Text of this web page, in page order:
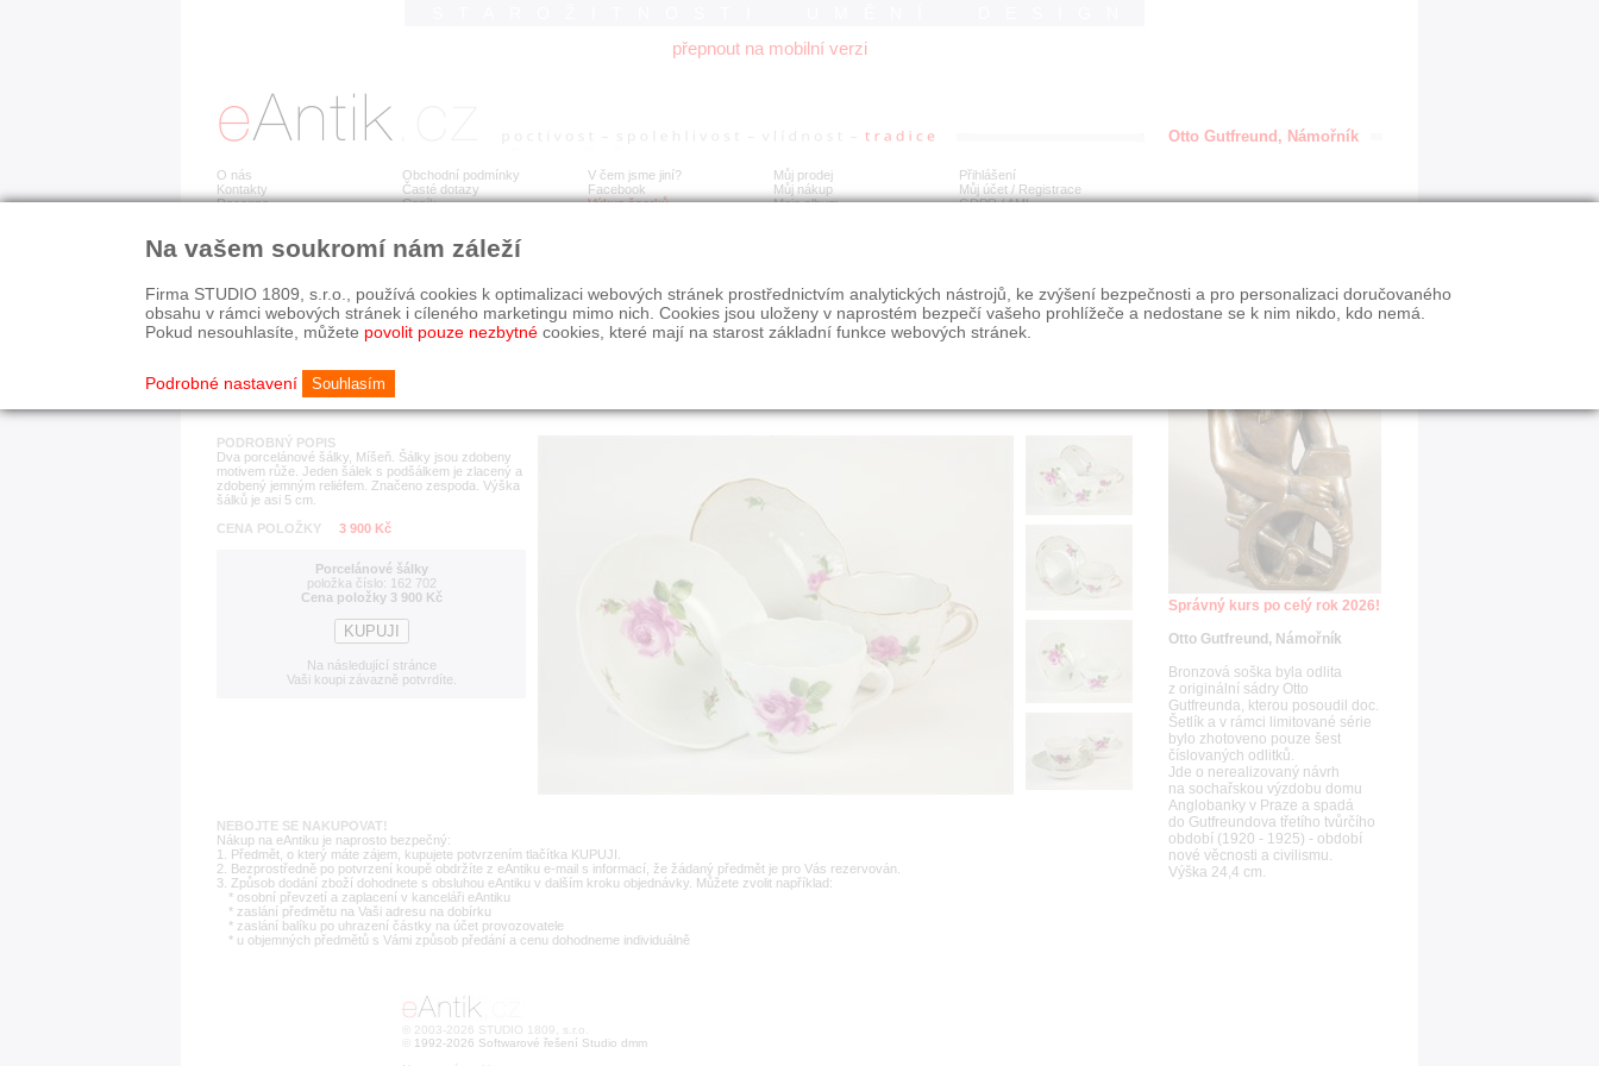
přepnout na mobilní verzi
O nás
Kontakty
Recenze
Obchodní podmínky
Časté dotazy
Ceník
V čem jsme jiní?
Facebook
Výkup šperků
Můj prodej
Můj nákup
Moje album
Přihlášení
Můj účet / Registrace
GDPR/AML
Detail položky č. 162 702 Porcelánové šálky
PODROBNÝ POPIS
Dva porcelánové šálky, Míšeň. Šálky jsou zdobeny
motivem růže. Jeden šálek s podšálkem je zlacený a
zdobený jemným reliéfem. Značeno zespoda. Výška
šálků je asi 5 cm.
CENA POLOŽKY
3 900 Kč
Porcelánové šálky
položka číslo: 162 702
Cena položky 3 900 Kč
Na následující stránce
Vaši koupi závazně potvrdíte.
NEBOJTE SE NAKUPOVAT!
Nákup na eAntiku je naprosto bezpečný:
1. Předmět, o který máte zájem, kupujete potvrzením tlačítka KUPUJI.
2. Bezprostředně po potvrzení koupě obdržíte z eAntiku e-mail s informací, že žádaný předmět je pro Vás rezervován.
3. Způsob dodání zboží dohodnete s obsluhou eAntiku v dalším kroku objednávky. Můžete zvolit například:
* osobní převzetí a zaplacení v kanceláři eAntiku
* zaslání předmětu na Vaši adresu na dobírku
* zaslání balíku po uhrazení částky na účet provozovatele
* u objemných předmětů s Vámi způsob předání a cenu dohodneme individuálně
© 2003-2026 STUDIO 1809, s.r.o.
1992-2026 Softwarové řešení Studio dmm
Otto Gutfreund, Námořník
Správný kurs po celý rok 2026!
Otto Gutfreund, Námořník
Bronzová soška byla odlita
z originální sádry Otto
Gutfreunda, kterou posoudil doc.
Šetlík a v rámci limitované série
bylo zhotoveno pouze šest
číslovaných odlitků.
Jde o nerealizovaný návrh
na sochařskou výzdobu domu
Anglobanky v Praze a spadá
do Gutfreundova třetího tvůrčího
období (1920 - 1925) - období
nové věcnosti a civilismu.
Výška 24,4 cm.
Na vašem soukromí nám záleží
Firma STUDIO 1809, s.r.o., používá cookies k optimalizaci webových stránek prostřednictvím analytických nástrojů, ke zvýšení bezpečnosti a pro personalizaci doručovaného
obsahu v rámci webových stránek i cíleného marketingu mimo nich. Cookies jsou uloženy v naprostém bezpečí vašeho prohlížeče a nedostane se k nim nikdo, kdo nemá.
Pokud nesouhlasíte, můžete povolit pouze nezbytné cookies, které mají na starost základní funkce webových stránek.
Podrobné nastavení Souhlasím